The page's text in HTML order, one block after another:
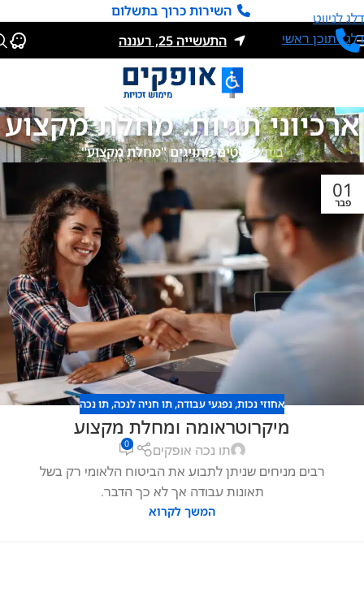
דלג לניווט
דלג לתוכן ראשי
השירות כרוך בתשלום
התעשייה 25, רעננה
ארכיוני תגיות: מחלת מקצוע
בית/פוסטים מתויגים "מחלת מקצוע"
01
פבר
אחוזי נכות, נפגעי עבודה, תו חניה לנכה, תו נכה
מיקרוטראומה ומחלת מקצוע
תו נכה אופקים 0
רבים מניחים שניתן לתבוע את הביטוח הלאומי רק בשל
תאונות עבודה אך לא כך הדבר.
המשך לקרוא